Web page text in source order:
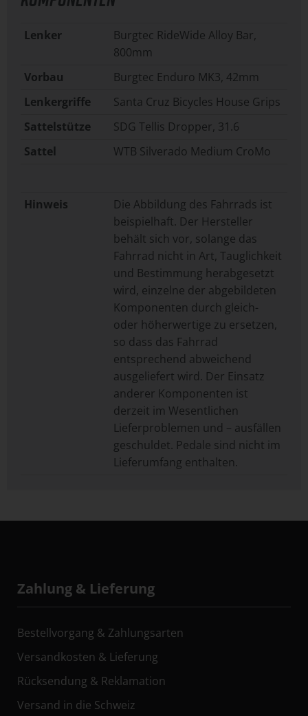
Lenker
Burgtec RideWide Alloy Bar,
800mm
Vorbau
Burgtec Enduro MK3, 42mm
Lenkergriffe
Santa Cruz Bicycles House Grips
Sattelstütze
SDG Tellis Dropper, 31.6
Sattel
WTB Silverado Medium CroMo
Hinweis
Die Abbildung des Fahrrads ist
beispielhaft. Der Hersteller
behält sich vor, solange das
Fahrrad nicht in Art, Tauglichkeit
und Bestimmung herabgesetzt
wird, einzelne der abgebildeten
Komponenten durch gleich-
oder höherwertige zu ersetzen,
so dass das Fahrrad
entsprechend abweichend
ausgeliefert wird. Der Einsatz
anderer Komponenten ist
derzeit im Wesentlichen
Lieferproblemen und – ausfällen
geschuldet. Pedale sind nicht im
Lieferumfang enthalten.
Zahlung & Lieferung
Bestellvorgang & Zahlungsarten
Versandkosten & Lieferung
Rücksendung & Reklamation
Versand in die Schweiz